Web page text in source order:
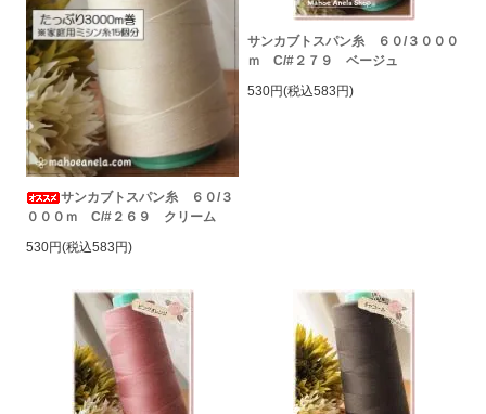
サンカブトスパン糸 ６０/３
０００ｍ C/#２６９ クリーム
530円(税込583円)
サンカブトスパン糸 ６０/３０００
ｍ C/#２７９ ベージュ
530円(税込583円)